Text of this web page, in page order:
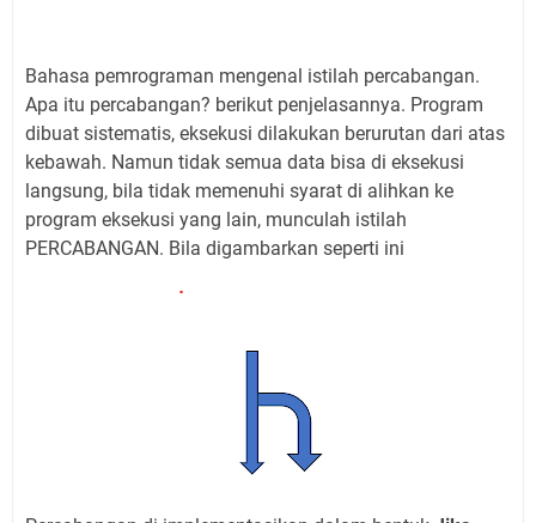
Bahasa pemrograman mengenal istilah percabangan.
Apa itu percabangan? berikut penjelasannya. Program
dibuat sistematis, eksekusi dilakukan berurutan dari atas
kebawah. Namun tidak semua data bisa di eksekusi
langsung, bila tidak memenuhi syarat di alihkan ke
program eksekusi yang lain, munculah istilah
PERCABANGAN. Bila digambarkan seperti ini